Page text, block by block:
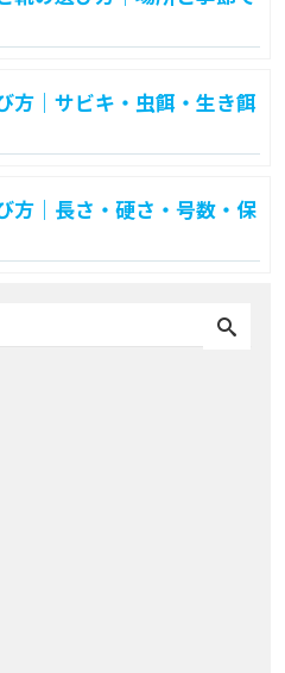
方｜サビキ・虫餌・生き餌
方｜長さ・硬さ・号数・保